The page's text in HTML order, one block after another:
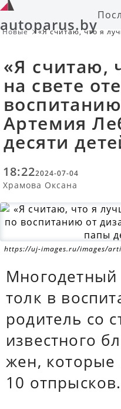
autoparus.by
Новые
«Я считаю, что я
папы десяти детей
«Я считаю,
на свете
Артемия
десяти
18:222024-07-04
Храмова Оксана
https://uj-images.ru/images/
Многодетный
толк в
родитель со
известного
жен, которые
10 отпрысков.